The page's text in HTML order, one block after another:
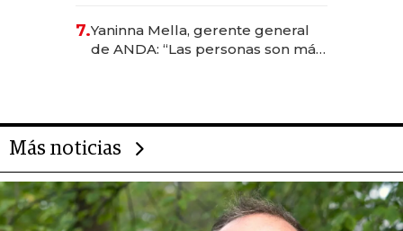
7.Yaninna Mella, gerente general
de ANDA: “Las personas son más
Más noticias